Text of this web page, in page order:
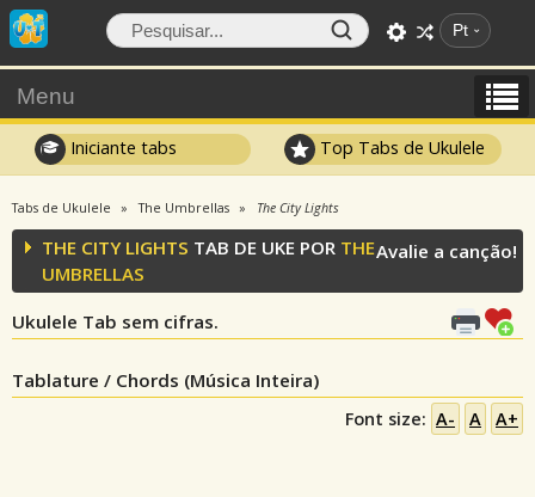
Pt
Menu
Iniciante tabs Top Tabs de Ukulele
Tabs de Ukulele The Umbrellas The City Lights
THE CITY LIGHTS TAB DE UKE POR THE
UMBRELLAS
Ukulele Tab sem cifras.
Avalie a canção!
Tablature / Chords (Música Inteira)
Font size: A- A A+